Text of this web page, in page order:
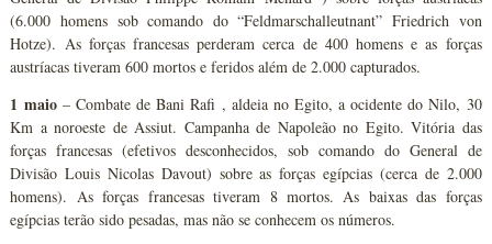
(6.000 homens sob comando do “Feldmarschalleutnant” Friedrich von
Hotze). As forças francesas perderam cerca de 400 homens e as forças
austríacas tiveram 600 mortos e feridos além de 2.000 capturados.
1 maio– Combate de Bani Rafi , aldeia no Egito, a ocidente do Nilo, 30
Km a noroeste de Assiut. Campanha de Napoleão no Egito. Vitória das
forças francesas (efetivos desconhecidos, sob comando do General de
Divisão Louis Nicolas Davout) sobre as forças egípcias (cerca de 2.000
homens). As forças francesas tiveram 8 mortos. As baixas das forças
egípcias terão sido pesadas, mas não se conhecem os números.